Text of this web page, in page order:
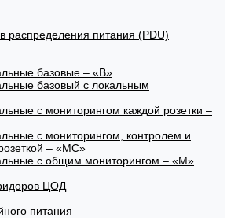
распределения питания (PDU)
базовые – «В»
базовый с локальным
с мониторингом каждой розетки –
с мониторингом, контролем и
– «МС»
с общим мониторингом – «М»
ЦОД
питания